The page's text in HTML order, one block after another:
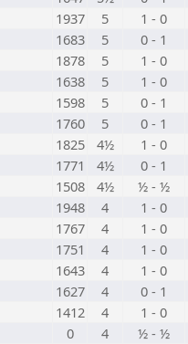
1937 5
1 - 0
1683 5
0 - 1
1878 5
1 - 0
1638 5
1 - 0
1598 5
0 - 1
1760 5
0 - 1
1825 4½
1 - 0
1771 4½
0 - 1
1508 4½
½ - ½
1948 4
1 - 0
1767 4
1 - 0
1751 4
1 - 0
1643 4
1 - 0
1627 4
0 - 1
1412 4
1 - 0
0 4
½ - ½